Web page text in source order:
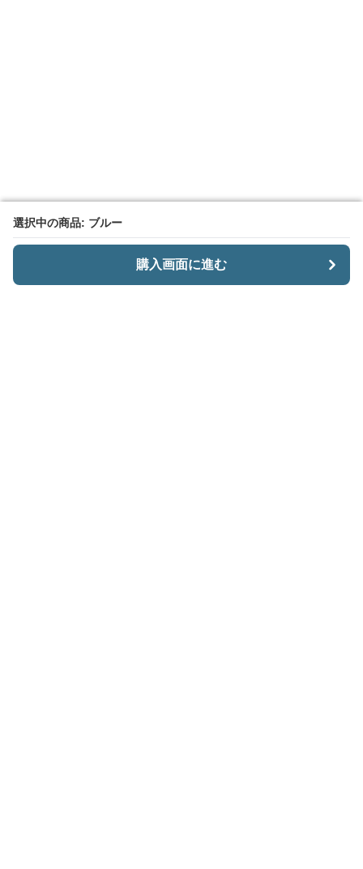
選択中の商品: ブルー
購入画面に進む
選択中の商品: ブルー
購入画面に進む